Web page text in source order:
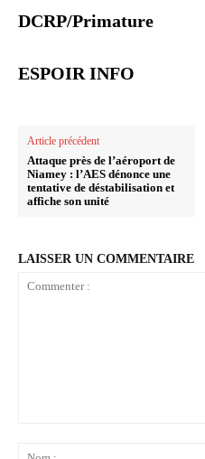
DCRP/Primature
ESPOIR INFO
Article précédent
Attaque près de l’aéroport de
Niamey : l’AES dénonce une
tentative de déstabilisation et
affiche son unité
LAISSER UN COMMENTAIRE